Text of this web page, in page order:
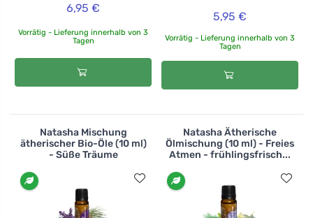
6,95 €
Vorrätig - Lieferung innerhalb von 3
Tagen
5,95 €
Vorrätig - Lieferung innerhalb von 3
Tagen
Natasha Mischung
ätherischer Bio-Öle (10 ml)
- Süße Träume
Natasha Ätherische
Ölmischung (10 ml) - Freies
Atmen - frühlingsfrisch...